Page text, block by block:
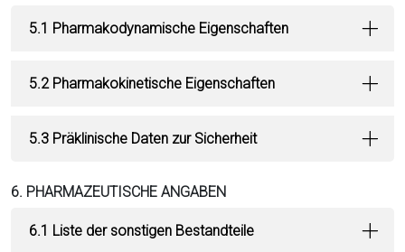
5.1 Pharmakodynamische Eigenschaften
5.2 Pharmakokinetische Eigenschaften
5.3 Präklinische Daten zur Sicherheit
6. PHARMAZEUTISCHE ANGABEN
6.1 Liste der sonstigen Bestandteile